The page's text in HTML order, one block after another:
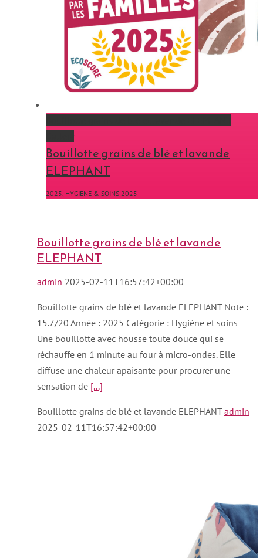
Bouillotte grains de blé et lavande
ELEPHANT
2025, HYGIENE & SOINS 2025
Bouillotte grains de blé et lavande
ELEPHANT
admin 2025-02-11T16:57:42+00:00
Bouillotte grains de blé et lavande ELEPHANT Note :
15.7/20 Année : 2025 Catégorie : Hygiène et soins
Une bouillotte avec housse toute douce qui se
réchauffe en 1 minute au four à micro-ondes. Elle
diffuse une chaleur apaisante pour procurer une
sensation de [...]
Bouillotte grains de blé et lavande ELEPHANTadmin
2025-02-11T16:57:42+00:00